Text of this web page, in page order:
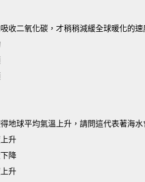
收二氧化碳，才稍稍減緩全球暖化的
地球平均氣溫上升，請問這代表著海水
升
降
升